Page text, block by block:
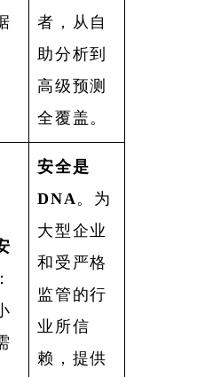
者，从自
助分析到
高级预测
全覆盖。
：
安全是
DNA 。为
大型企业
和受严格
监管的行
业所信
赖，提供